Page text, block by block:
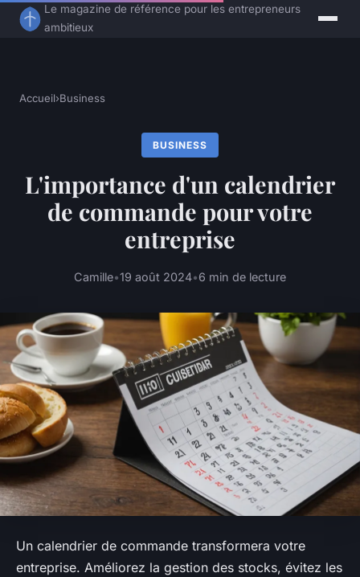
Le magazine de référence pour les entrepreneurs
ambitieux
Accueil›Business
BUSINESS
L'importance d'un calendrier
de commande pour votre
entreprise
Camille•19 août 2024•6 min de lecture
Un calendrier de commande transformera votre
entreprise. Améliorez la gestion des stocks, évitez les